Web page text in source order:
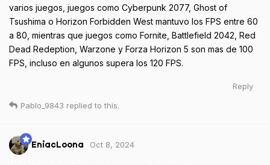
varios juegos, juegos como Cyberpunk 2077, Ghost of
Tsushima o Horizon Forbidden West mantuvo los FPS entre 60
a 80, mientras que juegos como Fornite, Battlefield 2042, Red
Dead Redeption, Warzone y Forza Horizon 5 son mas de 100
FPS, incluso en algunos supera los 120 FPS.
Reply
Pablo_9843 replied to this.
EniacLoona Oct 8, 2024